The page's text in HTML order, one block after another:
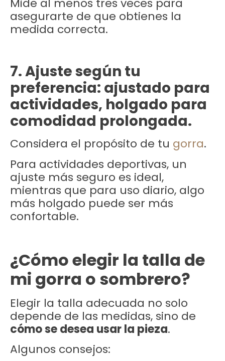
asegurarte de que obtienes la
medida correcta.
7. Ajuste según tu
preferencia: ajustado para
actividades, holgado para
comodidad prolongada.
Considera el propósito de tu gorra.
Para actividades deportivas, un
ajuste más seguro es ideal,
mientras que para uso diario, algo
más holgado puede ser más
confortable.
¿Cómo elegir la talla de
mi gorra o sombrero?
Elegir la talla adecuada no solo
depende de las medidas, sino de
cómo se desea usar la pieza.
Algunos consejos: